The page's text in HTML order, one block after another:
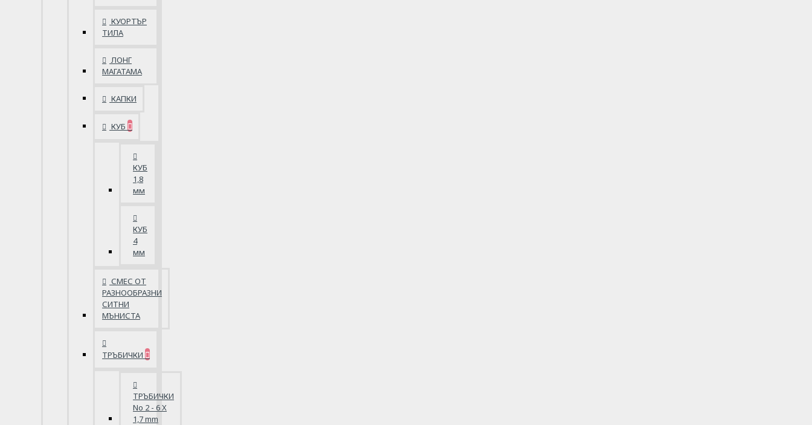
КУОРТЪР
ТИЛА
ЛОНГ
МАГАТАМА
КАПКИ
КУБ
КУБ
1,8
мм
КУБ
4
мм
СМЕС ОТ
РАЗНООБРАЗНИ
СИТНИ
МЪНИСТА
ТРЪБИЧКИ
ТРЪБИЧКИ
No 2 - 6 X
1,7 mm